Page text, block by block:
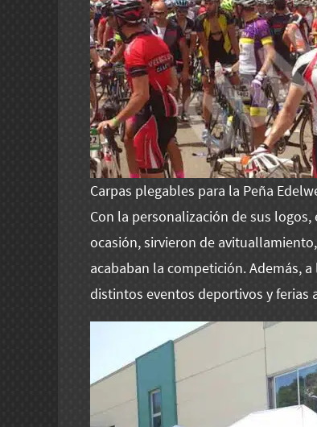
Carpas plegables para la Peña
Con la personalización de sus
ocasión, sirvieron de
acababan la competición. Además,
distintos eventos deportivos y ferias